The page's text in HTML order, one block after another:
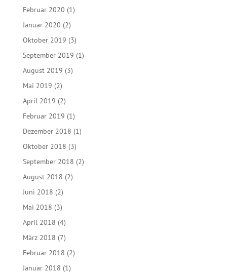
Februar 2020 (1)
Januar 2020 (2)
Oktober 2019 (3)
September 2019 (1)
August 2019 (3)
Mai 2019 (2)
April 2019 (2)
Februar 2019 (1)
Dezember 2018 (1)
Oktober 2018 (3)
September 2018 (2)
August 2018 (2)
Juni 2018 (2)
Mai 2018 (3)
April 2018 (4)
März 2018 (7)
Februar 2018 (2)
Januar 2018 (1)